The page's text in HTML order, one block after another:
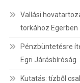
Vallási
torkához Egerben
Pénzbüntetésre
Egri Járásbíróság
Kutatás: tízből